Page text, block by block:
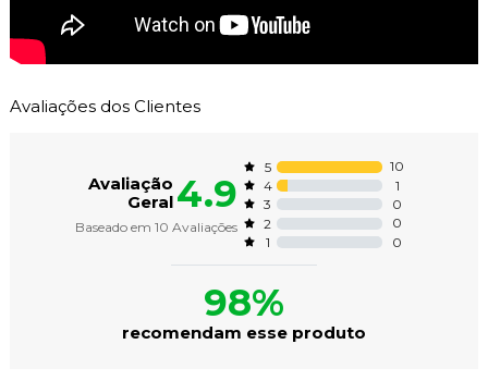
Avaliações dos Clientes
Avaliação
Geral 4.9
Baseado em10 Avaliações
5
10
4
1
3
0
2
0
1
0
98%
recomendam esse produto